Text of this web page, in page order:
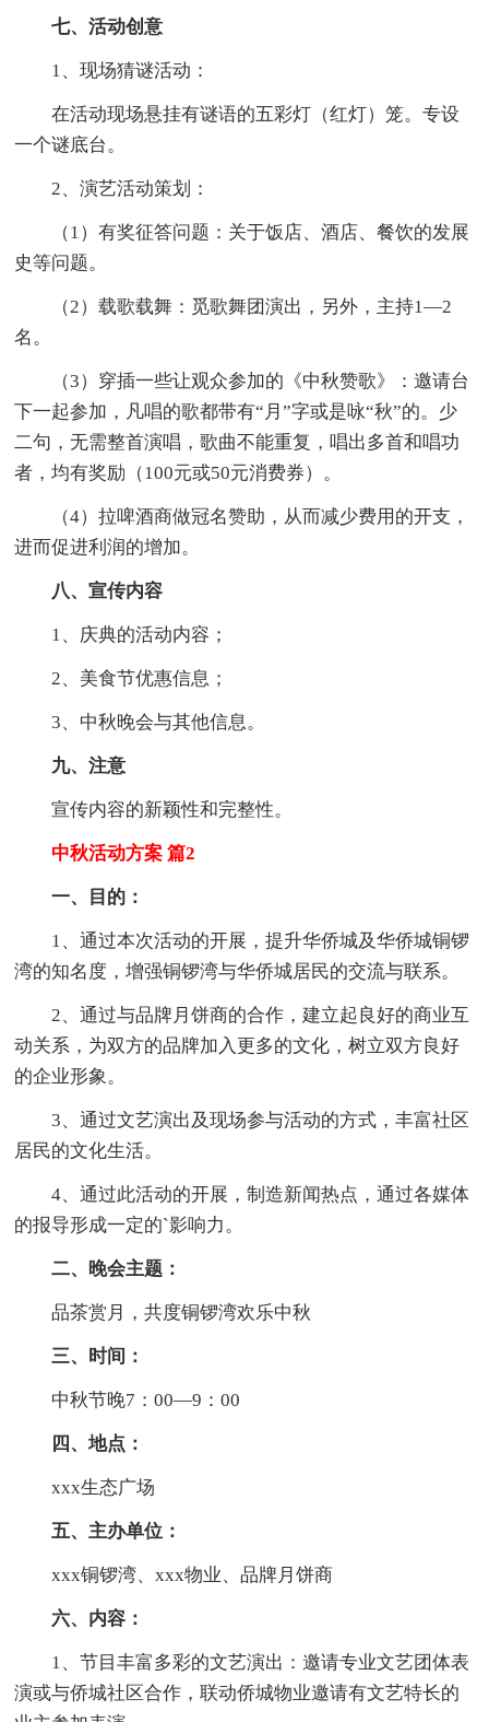
七、活动创意
1、现场猜谜活动：
在活动现场悬挂有谜语的五彩灯（红灯）笼。专设
一个谜底台。
2、演艺活动策划：
（1）有奖征答问题：关于饭店、酒店、餐饮的发展
史等问题。
（2）载歌载舞：觅歌舞团演出，另外，主持1—2
名。
（3）穿插一些让观众参加的《中秋赞歌》：邀请台
下一起参加，凡唱的歌都带有“月”字或是咏“秋”的。少
二句，无需整首演唱，歌曲不能重复，唱出多首和唱功
者，均有奖励（100元或50元消费券）。
（4）拉啤酒商做冠名赞助，从而减少费用的开支，
进而促进利润的增加。
八、宣传内容
1、庆典的活动内容；
2、美食节优惠信息；
3、中秋晚会与其他信息。
九、注意
宣传内容的新颖性和完整性。
中秋活动方案 篇2
一、目的：
1、通过本次活动的开展，提升华侨城及华侨城铜锣
湾的知名度，增强铜锣湾与华侨城居民的交流与联系。
2、通过与品牌月饼商的合作，建立起良好的商业互
动关系，为双方的品牌加入更多的文化，树立双方良好
的企业形象。
3、通过文艺演出及现场参与活动的方式，丰富社区
居民的文化生活。
4、通过此活动的开展，制造新闻热点，通过各媒体
的报导形成一定的`影响力。
二、晚会主题：
品茶赏月，共度铜锣湾欢乐中秋
三、时间：
中秋节晚7：00—9：00
四、地点：
xxx生态广场
五、主办单位：
xxx铜锣湾、xxx物业、品牌月饼商
六、内容：
1、节目丰富多彩的文艺演出：邀请专业文艺团体表
演或与侨城社区合作，联动侨城物业邀请有文艺特长的